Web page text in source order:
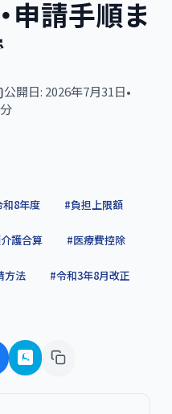
申請手順ま
公開日: 2026年7月31日 •
和8年度 #負担上限額
護合算 #医療費控除
方法 #令和3年8月改正